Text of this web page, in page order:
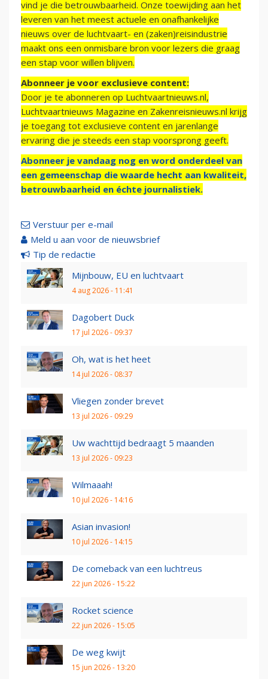
vind je die betrouwbaarheid. Onze toewijding aan het
leveren van het meest actuele en onafhankelijke
nieuws over de luchtvaart- en (zaken)reisindustrie
maakt ons een onmisbare bron voor lezers die graag
een stap voor willen blijven.
Abonneer je voor exclusieve content:
Door je te abonneren op Luchtvaartnieuws.nl,
Luchtvaartnieuws Magazine en Zakenreisnieuws.nl krijg
je toegang tot exclusieve content en jarenlange
ervaring die je steeds een stap voorsprong geeft.
Abonneer je vandaag nog en word onderdeel van
een gemeenschap die waarde hecht aan kwaliteit,
betrouwbaarheid en échte journalistiek.
Verstuur per e-mail
Meld u aan voor de nieuwsbrief
Tip de redactie
Mijnbouw, EU en luchtvaart
4 aug 2026 - 11:41
Dagobert Duck
17 jul 2026 - 09:37
Oh, wat is het heet
14 jul 2026 - 08:37
Vliegen zonder brevet
13 jul 2026 - 09:29
Uw wachttijd bedraagt 5 maanden
13 jul 2026 - 09:23
Wilmaaah!
10 jul 2026 - 14:16
Asian invasion!
10 jul 2026 - 14:15
De comeback van een luchtreus
22 jun 2026 - 15:22
Rocket science
22 jun 2026 - 15:05
De weg kwijt
15 jun 2026 - 13:20